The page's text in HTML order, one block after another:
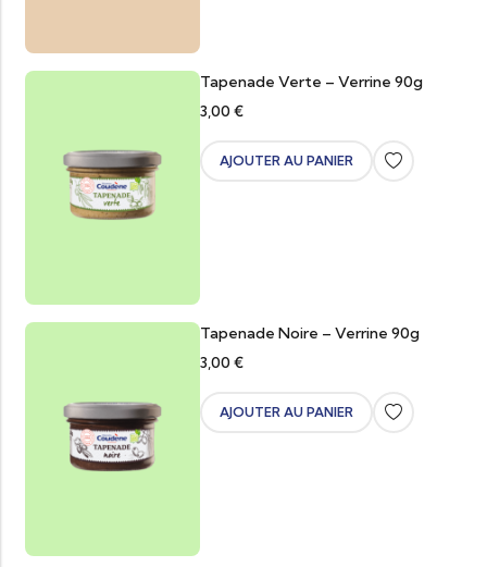
Tapenade Verte – Verrine 90g
3,00 €
AJOUTER AU PANIER
Tapenade Noire – Verrine 90g
3,00 €
AJOUTER AU PANIER